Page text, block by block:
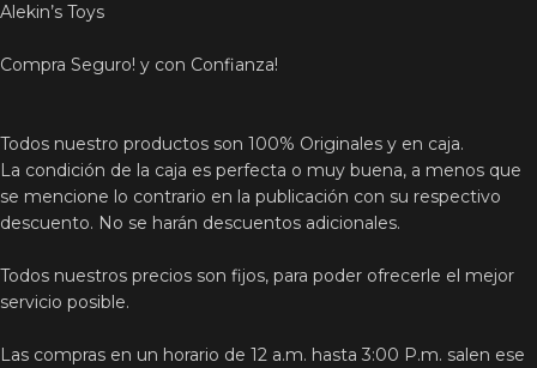
Alekin’s Toys
Compra Seguro! y con Confianza!
Todos nuestro productos son 100% Originales y en caja.
La condición de la caja es perfecta o muy buena, a menos que
se mencione lo contrario en la publicación con su respectivo
descuento. No se harán descuentos adicionales.
Todos nuestros precios son fijos, para poder ofrecerle el mejor
servicio posible.
Las compras en un horario de 12 a.m. hasta 3:00 P.m. salen ese